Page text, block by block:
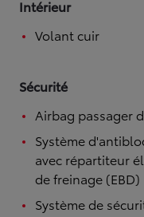
Intérieur
Volant cuir
Sécurité
Airbag passager
Système
avec répartiteur
de freinage (EBD)
Système de